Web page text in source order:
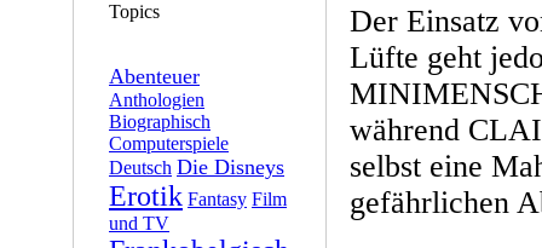
Topics
Abenteuer
Anthologien
Biographisch
Computerspiele
Deutsch Die Disneys
Erotik Fantasy Film
und TV
Der Einsatz
Lüfte geht
während
selbst eine
gefährlichen